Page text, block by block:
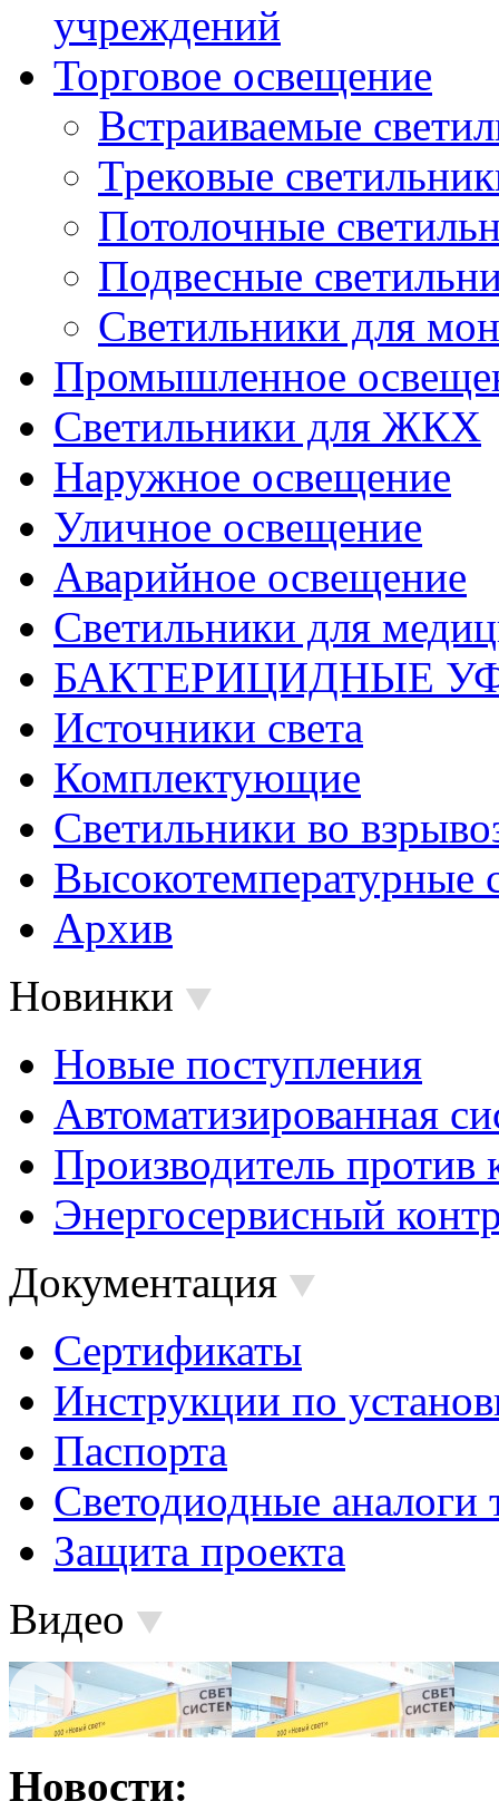
учреждений
Торговое освещение
Встраиваемые
Трековые
Потолочные
Подвесные
Светильники для
Промышленное
Светильники для ЖКХ
Наружное освещение
Уличное освещение
Аварийное освещение
Светильники для
БАКТЕРИЦИДНЫЕ
Источники света
Комплектующие
Светильники во
Высокотемпературные
Архив
Новинки
Новые поступления
Автоматизированная
Производитель против
Энергосервисный
Документация
Сертификаты
Инструкции по
Паспорта
Светодиодные аналоги
Защита проекта
Видео
Новости: